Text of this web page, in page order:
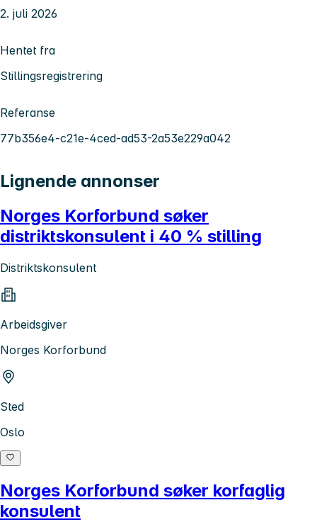
2. juli 2026
Hentet fra
Stillingsregistrering
Referanse
77b356e4-c21e-4ced-ad53-2a53e229a042
Lignende annonser
Norges Korforbund søker
distriktskonsulent i 40 % stilling
Distriktskonsulent
Arbeidsgiver
Norges Korforbund
Sted
Oslo
Norges Korforbund søker korfaglig
konsulent